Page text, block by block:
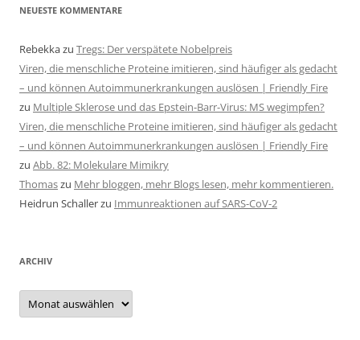
NEUESTE KOMMENTARE
Rebekkazu Tregs: Der verspätete Nobelpreis
Viren, die menschliche Proteine imitieren, sind häufiger als gedacht
– und können Autoimmunerkrankungen auslösen | Friendly Fire
zu Multiple Sklerose und das Epstein-Barr-Virus: MS wegimpfen?
Viren, die menschliche Proteine imitieren, sind häufiger als gedacht
– und können Autoimmunerkrankungen auslösen | Friendly Fire
zu Abb. 82: Molekulare Mimikry
Thomaszu Mehr bloggen, mehr Blogs lesen, mehr kommentieren.
Heidrun Schallerzu Immunreaktionen auf SARS-CoV-2
ARCHIV
Archiv